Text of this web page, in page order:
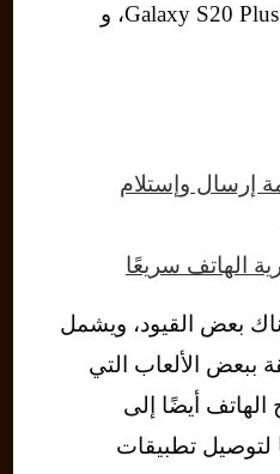
Galaxy S20 5G، و Galaxy S20 Plus 5G، و
إرسال وإستلام
الهاتف سريعًا
بعض القيود، ويشمل
ببعض الألعاب التي
أيضًا إلى
لتوصيل تطبيقات